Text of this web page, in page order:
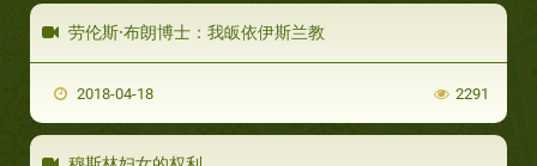
劳伦斯·布朗博士：我皈依伊斯兰教
2018-04-18 2291